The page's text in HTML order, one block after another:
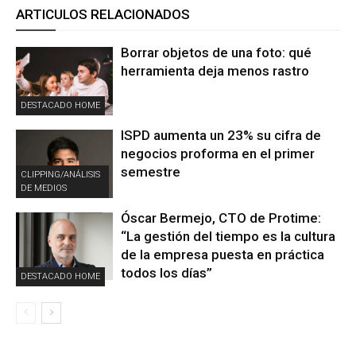
ARTICULOS RELACIONADOS
DESTACADO HOME
Borrar objetos de una foto: qué
herramienta deja menos rastro
CLIPPING/ANÁLISIS
DE MEDIOS
ISPD aumenta un 23% su cifra de
negocios proforma en el primer
semestre
DESTACADO HOME
Óscar Bermejo, CTO de Protime:
“La gestión del tiempo es la cultura
de la empresa puesta en práctica
todos los días”